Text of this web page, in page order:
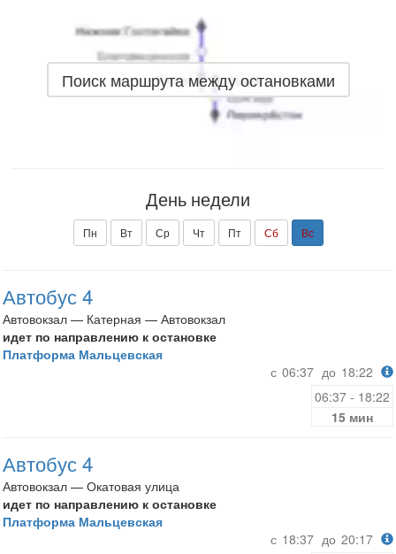
Поиск маршрута между остановками
День недели
Пн Вт Ср Чт Пт Сб Вс
Автобус 4
Автовокзал — Катерная — Автовокзал
идет по направлению к остановке
Платформа Мальцевская
с 06:37 до 18:22
06:37 - 18:22
15 мин
Автобус 4
Автовокзал — Окатовая улица
идет по направлению к остановке
Платформа Мальцевская
с 18:37 до 20:17